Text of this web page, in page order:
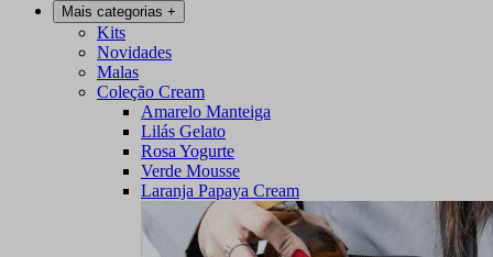
Mais categorias +
Kits
Novidades
Malas
Coleção Cream
Amarelo Manteiga
Lilás Gelato
Rosa Yogurte
Verde Mousse
Laranja Papaya Cream